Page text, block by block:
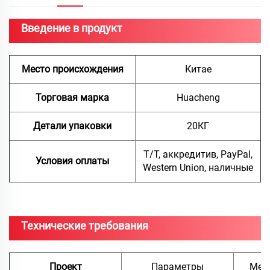
Введение в продукт
Место происхождения Китае
Торговая марка Huacheng
Детали упаковки 20КГ
Условия оплаты
Т/Т, аккредитив, PayPal,
Western Union, наличные
Технические требования
Проект Параметры